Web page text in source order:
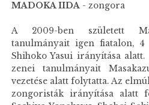
MADOKA IIDA - zongora
A 2009-ben született
tanulmányait igen fiatalon, 4
Shihoko Yasui irányítása
zenei tanulmányait
vezetése alatt folytatta. Az
zongoristák irányítása alatt